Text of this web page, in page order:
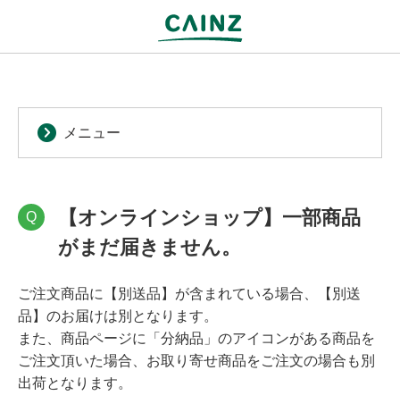
メニュー
Q
【オンラインショップ】一部商品
がまだ届きません。
ご注文商品に【別送品】が含まれている場合、【別送
品】のお届けは別となります。
また、商品ページに「分納品」のアイコンがある商品を
ご注文頂いた場合、お取り寄せ商品をご注文の場合も別
出荷となります。